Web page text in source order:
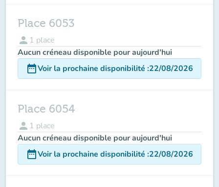
Place 6053
person 1 place
Aucun créneau disponible pour aujourd'hui
date_rangeVoir la prochaine disponibilité :22/08/2026
Place 6054
person 1 place
Aucun créneau disponible pour aujourd'hui
date_rangeVoir la prochaine disponibilité :22/08/2026